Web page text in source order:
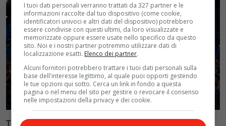
Tim Battiti Live 2026: la prima puntata tra assenti
I tuoi dati personali verranno trattati da 327 partner e le
informazioni raccolte dal tuo dispositivo (come cookie,
identificatori univoci e altri dati del dispositivo) potrebbero
essere condivise con questi ultimi, da loro visualizzate e
memorizzate oppure essere usate nello specifico da questo
sito. Noi e i nostri partner potremmo utilizzare dati di
localizzazione esatti. Elenco dei partner.
Alcuni fornitori potrebbero trattare i tuoi dati personali sulla
base dell'interesse legittimo, al quale puoi opporti gestendo
le tue opzioni qui sotto. Cerca un link in fondo a questa
pagina o nel menu del sito per gestire o revocare il consenso
nelle impostazioni della privacy e dei cookie.